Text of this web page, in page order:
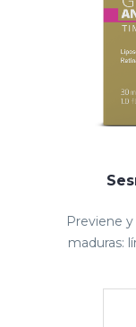
Previene
maduras: